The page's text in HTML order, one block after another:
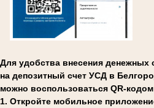
Для удобства внесения денежных
на депозитный счет УСД в
можно воспользоваться QR-кодом
1. Откройте мобильное